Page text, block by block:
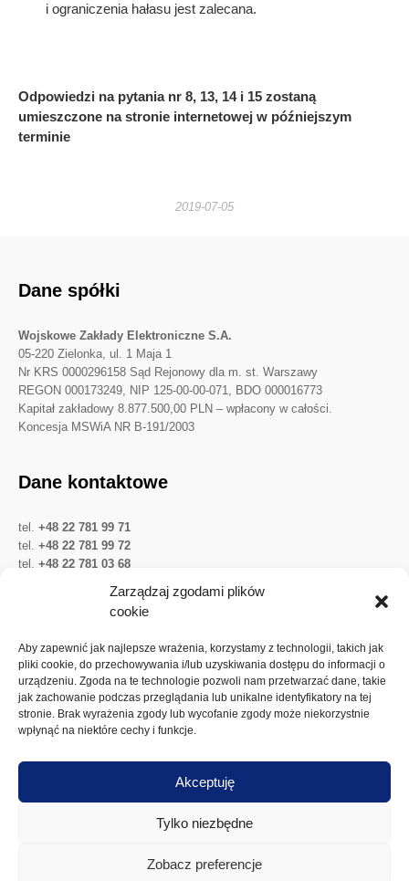
Zarządzaj zgodami plików
cookie
Aby zapewnić jak najlepsze wrażenia, korzystamy z technologii, takich jak
pliki cookie, do przechowywania i/lub uzyskiwania dostępu do informacji o
urządzeniu. Zgoda na te technologie pozwoli nam przetwarzać dane, takie
jak zachowanie podczas przeglądania lub unikalne identyfikatory na tej
stronie. Brak wyrażenia zgody lub wycofanie zgody może niekorzystnie
wpłynąć na niektóre cechy i funkcje.
Akceptuję
Tylko niezbędne
Zobacz preferencje
i ograniczenia hałasu jest zalecana.
Odpowiedzi na pytania nr 8, 13, 14 i 15 zostaną
umieszczone na stronie internetowej w późniejszym
terminie
2019-07-05
Dane spółki
Wojskowe Zakłady Elektroniczne S.A.
05-220 Zielonka, ul. 1 Maja 1
Nr KRS 0000296158 Sąd Rejonowy dla m. st. Warszawy
REGON 000173249, NIP 125-00-00-071, BDO 000016773
Kapitał zakładowy 8.877.500,00 PLN – wpłacony w całości.
Koncesja MSWiA NR B-191/2003
Dane kontaktowe
tel. +48 22 781 99 71
tel. +48 22 781 99 72
tel. +48 22 781 03 68
LinkedIn
YouTube
Ważne linki
Ochrona danych osobowych
Akcje Spółki
Walne zgromadzenia